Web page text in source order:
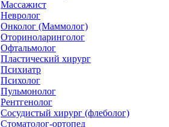
Массажист
Невролог
Онколог (Маммолог)
Оториноларинголог
Офтальмолог
Пластический хирург
Психиатр
Психолог
Пульмонолог
Рентгенолог
Сосудистый хирург (флеболог)
Стоматолог-ортопед